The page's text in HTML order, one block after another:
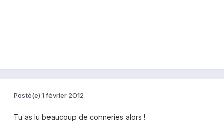
Posté(e) 1 février 2012
Tu as lu beaucoup de conneries alors !